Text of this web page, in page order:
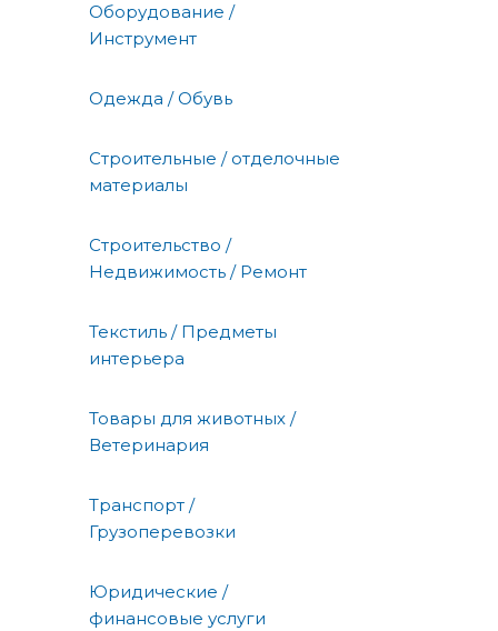
Оборудование /
Инструмент
Одежда / Обувь
Строительные / отделочные
материалы
Строительство /
Недвижимость / Ремонт
Текстиль / Предметы
интерьера
Товары для животных /
Ветеринария
Транспорт /
Грузоперевозки
Юридические /
финансовые услуги